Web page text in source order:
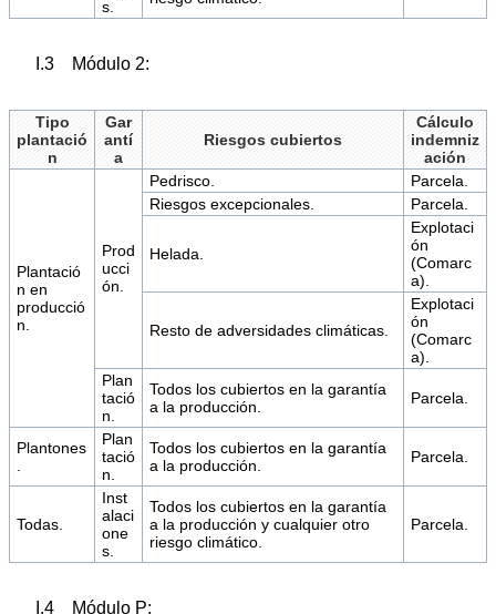
s.
I.3 Módulo 2:
Tipo
plantació
n
Gar
antí
a
Riesgos cubiertos
Cálculo
indemniz
ación
Plantació
n en
producció
n.
Prod
ucci
ón.
Pedrisco.
Parcela.
Riesgos excepcionales.
Parcela.
Helada.
Explotaci
ón
(Comarc
a).
Resto de adversidades climáticas.
Explotaci
ón
(Comarc
a).
Plan
tació
n.
Todos los cubiertos en la garantía
a la producción.
Parcela.
Plantones
.
Plan
tació
n.
Todos los cubiertos en la garantía
a la producción.
Parcela.
Todas.
Inst
alaci
one
s.
Todos los cubiertos en la garantía
a la producción y cualquier otro
riesgo climático.
Parcela.
I.4 Módulo P: